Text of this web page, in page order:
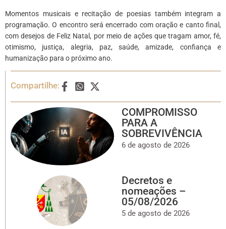
Momentos musicais e recitação de poesias também integram a
programação. O encontro será encerrado com oração e canto final,
com desejos de Feliz Natal, por meio de ações que tragam amor, fé,
otimismo, justiça, alegria, paz, saúde, amizade, confiança e
humanização para o próximo ano.
Compartilhe:
COMPROMISSO
PARA A
SOBREVIVÊNCIA
6 de agosto de 2026
Decretos e
nomeações –
05/08/2026
5 de agosto de 2026